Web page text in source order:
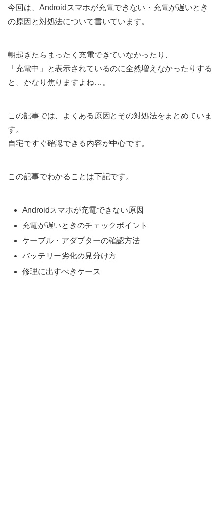
今回は、Androidスマホが充電できない・充電が遅いとき
の原因と対処法について書いています。
朝起きたらまったく充電できていなかったり、
「充電中」と表示されているのに全然増えなかったりする
と、かなり焦りますよね…。
この記事では、よくある原因とその対処法をまとめていま
す。
自宅ですぐ確認できる内容が中心です。
この記事でわかることは下記です。
Androidスマホが充電できない原因
充電が遅いときのチェックポイント
ケーブル・アダプターの確認方法
バッテリー劣化の見分け方
修理に出すべきケース